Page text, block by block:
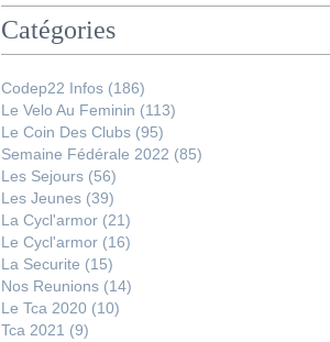
Catégories
Codep22 Infos (186)
Le Velo Au Feminin (113)
Le Coin Des Clubs (95)
Semaine Fédérale 2022 (85)
Les Sejours (56)
Les Jeunes (39)
La Cycl'armor (21)
Le Cycl'armor (16)
La Securite (15)
Nos Reunions (14)
Le Tca 2020 (10)
Tca 2021 (9)